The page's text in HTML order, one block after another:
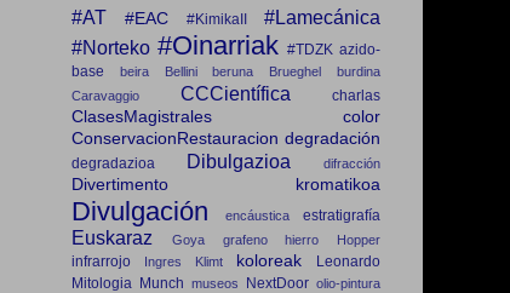
#AT #EAC #KimikaII
#Lamecánica
#Norteko #Oinarriak #TDZK azido-
base
beira Bellini beruna Brueghel
burdina
Caravaggio
CCCientífica charlas
ClasesMagistrales
color
ConservacionRestauracion degradación
degradazioa Dibulgazioa difracción
Divertimento kromatikoa
Divulgación encáustica estratigrafía
Euskaraz Goya grafeno hierro Hopper
infrarrojo Ingres Klimt koloreak
Leonardo
Mitologia Munch museos NextDoor olio-pintura